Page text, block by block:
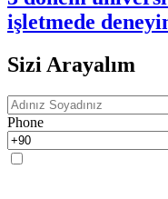
işletmede
Sizi Arayalım
Phone